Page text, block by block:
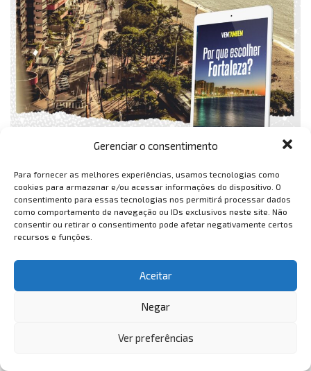
Gerenciar o consentimento
Para fornecer as melhores experiências, usamos tecnologias como
cookies para armazenar e/ou acessar informações do dispositivo. O
consentimento para essas tecnologias nos permitirá processar dados
como comportamento de navegação ou IDs exclusivos neste site. Não
consentir ou retirar o consentimento pode afetar negativamente certos
recursos e funções.
Aceitar
Negar
Ver preferências